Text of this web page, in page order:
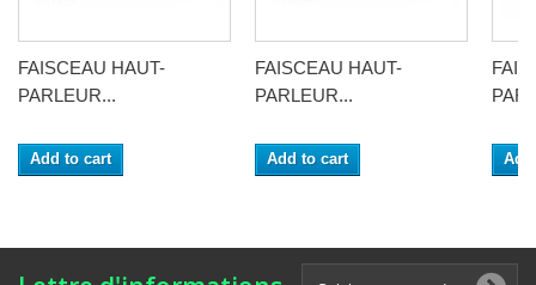
FAISCEAU HAUT-
PARLEUR...
Add to cart
FAISCEAU HAUT-
PARLEUR...
Add to cart